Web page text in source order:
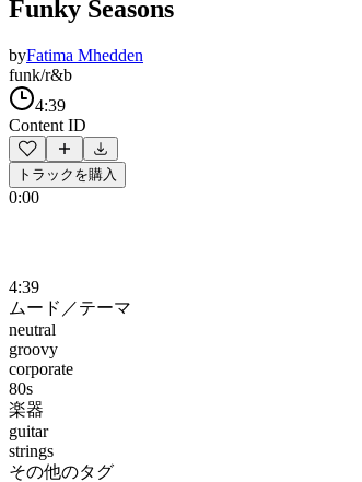
Funky Seasons
byFatima Mhedden
funk/r&b
4:39
Content ID
トラックを購入
0:00
4:39
ムード／テーマ
neutral
groovy
corporate
80s
楽器
guitar
strings
その他のタグ